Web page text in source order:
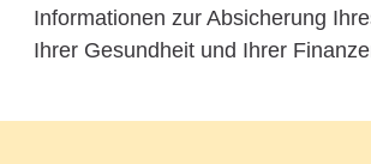
Informationen zur Absicherung
Ihrer Gesundheit und Ihrer